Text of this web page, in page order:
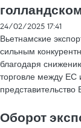
24/02/2025 17:41
Вьетнамские
сильным
благодаря
торговле между ЕС
Оборот